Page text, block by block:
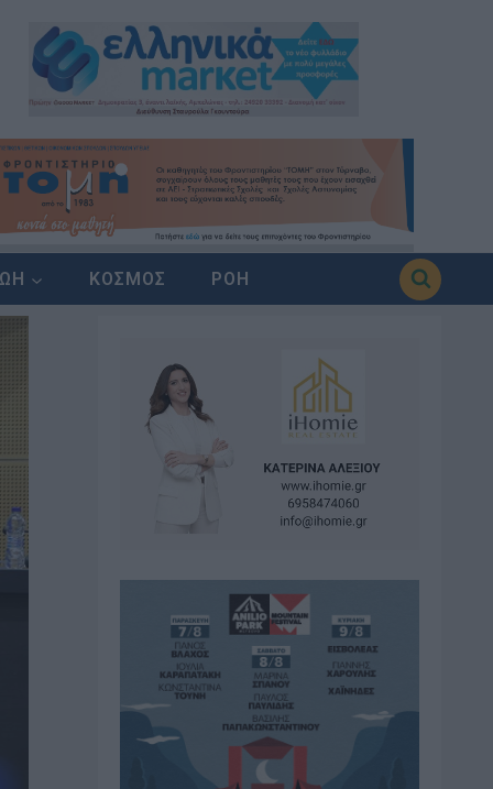
ΚΟΣΜΟΣ ΡΟΗ